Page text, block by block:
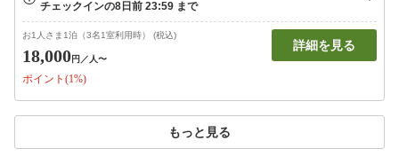
お1人さま1泊（3名1室利用時） (税込)
18,000円 ／人〜
ポイント(1%)
詳細を見る
もっと見る